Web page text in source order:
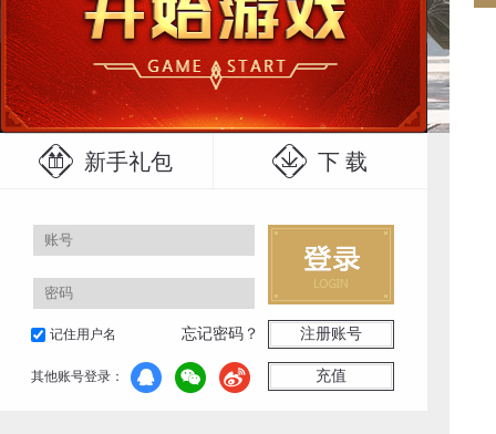
新手礼包 下 载
记住用户名 忘记密码？ 注册账号
充值
其他账号登录：